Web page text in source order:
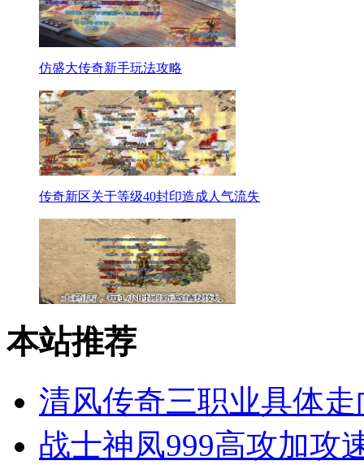
仿盛大传奇新手玩法攻略
传奇新区关于等级40封印造成人气流失
本站推荐
清风传奇三职业具体
战士神凤999高攻加攻